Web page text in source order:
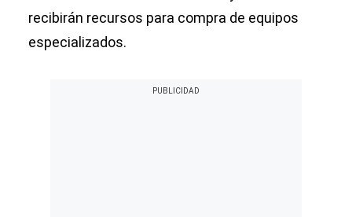
recibirán recursos para compra de equipos
especializados.